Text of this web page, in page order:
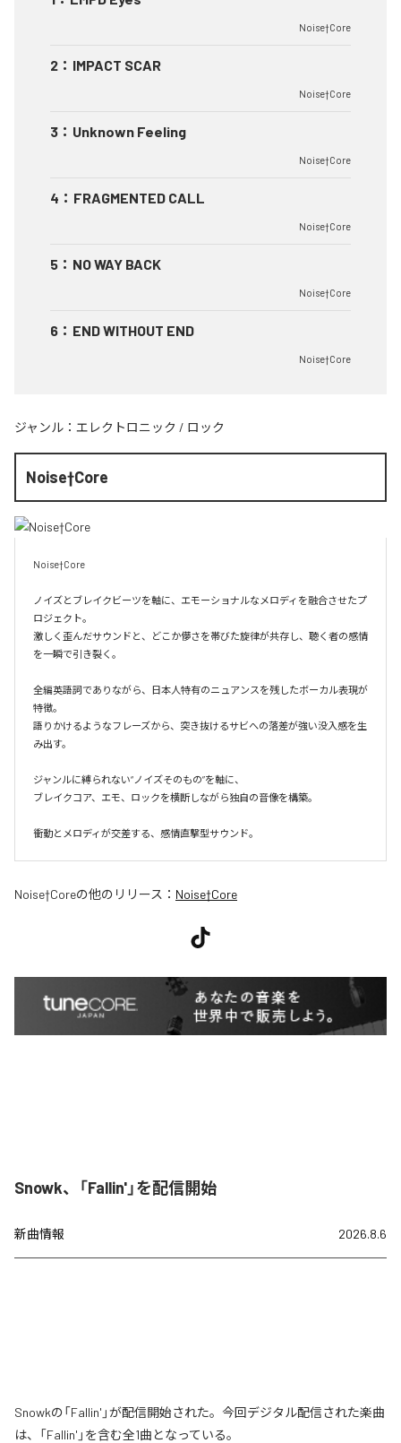
Noise†Core
2 ： IMPACT SCAR
Noise†Core
3 ： Unknown Feeling
Noise†Core
4 ： FRAGMENTED CALL
Noise†Core
5 ： NO WAY BACK
Noise†Core
6 ： END WITHOUT END
Noise†Core
ジャンル： エレクトロニック / ロック
Noise†Core
Noise†Core
ノイズとブレイクビーツを軸に、エモーショナルなメロディを融合させたプ
ロジェクト。
激しく歪んだサウンドと、どこか儚さを帯びた旋律が共存し、聴く者の感情
を一瞬で引き裂く。
全編英語詞でありながら、日本人特有のニュアンスを残したボーカル表現が
特徴。
語りかけるようなフレーズから、突き抜けるサビへの落差が強い没入感を生
み出す。
ジャンルに縛られない“ノイズそのもの”を軸に、
ブレイクコア、エモ、ロックを横断しながら独自の音像を構築。
衝動とメロディが交差する、感情直撃型サウンド。
Noise†Coreの他のリリース： Noise†Core
Snowk、「Fallin'」を配信開始
新曲情報 2026.8.6
Snowkの「Fallin'」が配信開始された。今回デジタル配信された楽曲
は、「Fallin'」を含む全1曲となっている。